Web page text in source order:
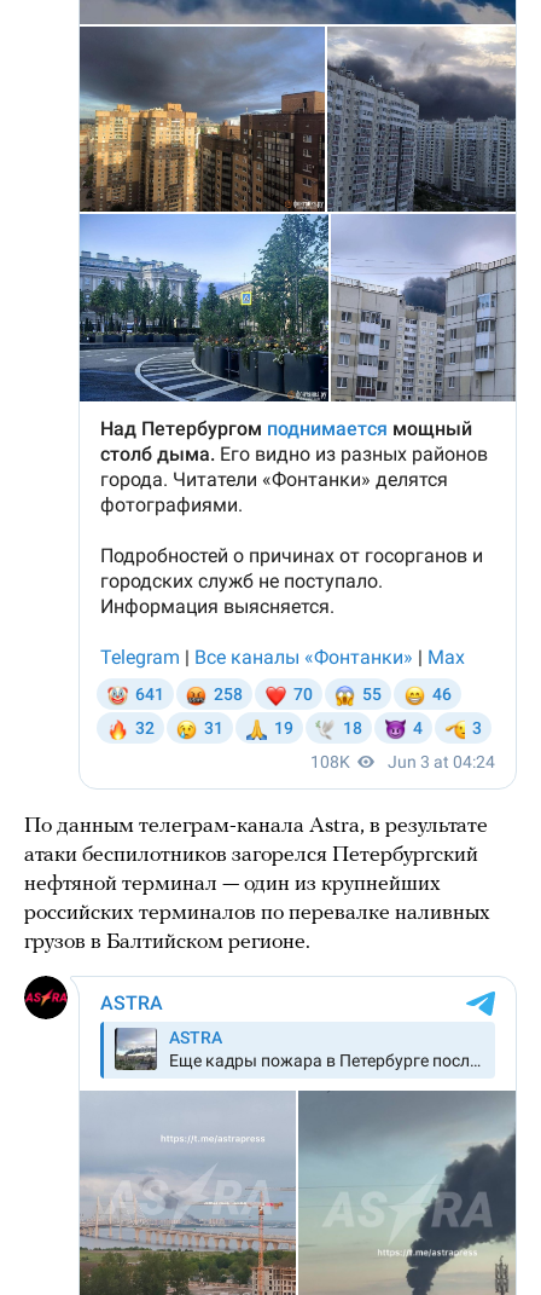
По данным телеграм-канала Astra, в результате
атаки беспилотников загорелся Петербургский
нефтяной терминал — один из крупнейших
российских терминалов по перевалке наливных
грузов в Балтийском регионе.